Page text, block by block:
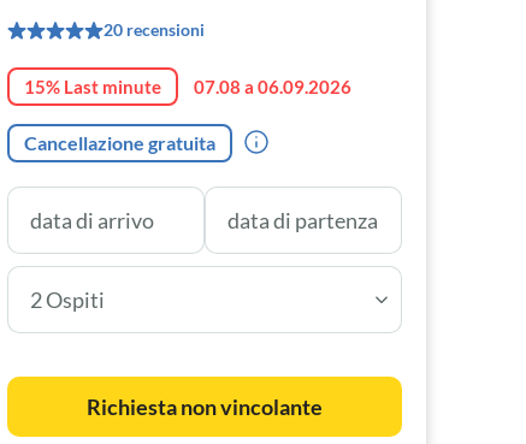
20 recensioni
15% Last minute 07.08 a 06.09.2026
Cancellazione gratuita
2 Ospiti
Richiesta non vincolante